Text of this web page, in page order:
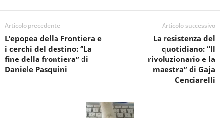
Articolo precedente
L’epopea della Frontiera e
i cerchi del destino: “La
fine della frontiera” di
Daniele Pasquini
Articolo successivo
La resistenza del
quotidiano: “Il
rivoluzionario e la
maestra” di Gaja
Cenciarelli